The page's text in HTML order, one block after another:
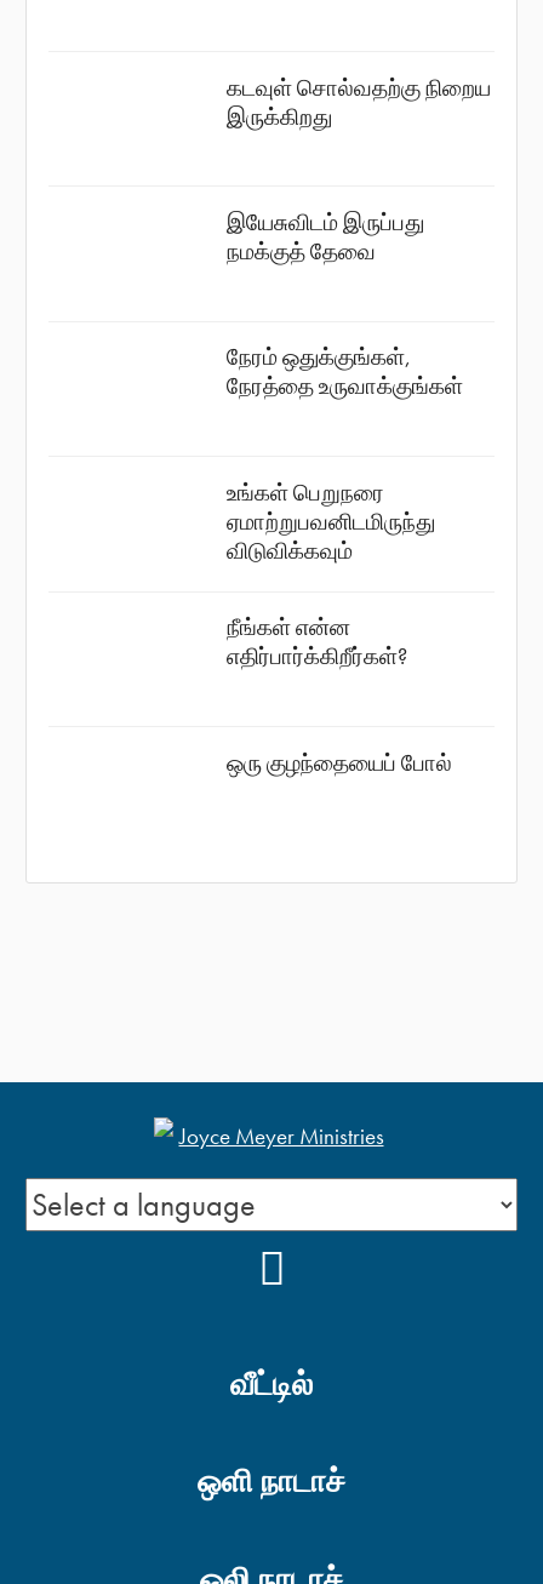
கடவுள் சொல்வதற்கு நிறைய
இருக்கிறது
இயேசுவிடம் இருப்பது
நமக்குத் தேவை
நேரம் ஒதுக்குங்கள்,
நேரத்தை உருவாக்குங்கள்
உங்கள் பெறுநரை
ஏமாற்றுபவனிடமிருந்து
விடுவிக்கவும்
நீங்கள் என்ன
எதிர்பார்க்கிறீர்கள்?
ஒரு குழந்தையைப் போல்
வீட்டில்
ஒளி நாடாச்